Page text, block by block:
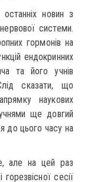
новин з
системи.
гормонів на
ендокринних
та його учнів
сказати, що
наукових
ще довгий
до цього часу на
але на цей раз
сесії